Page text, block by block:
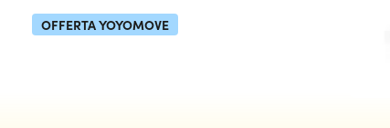
OFFERTA YOYOMOVE